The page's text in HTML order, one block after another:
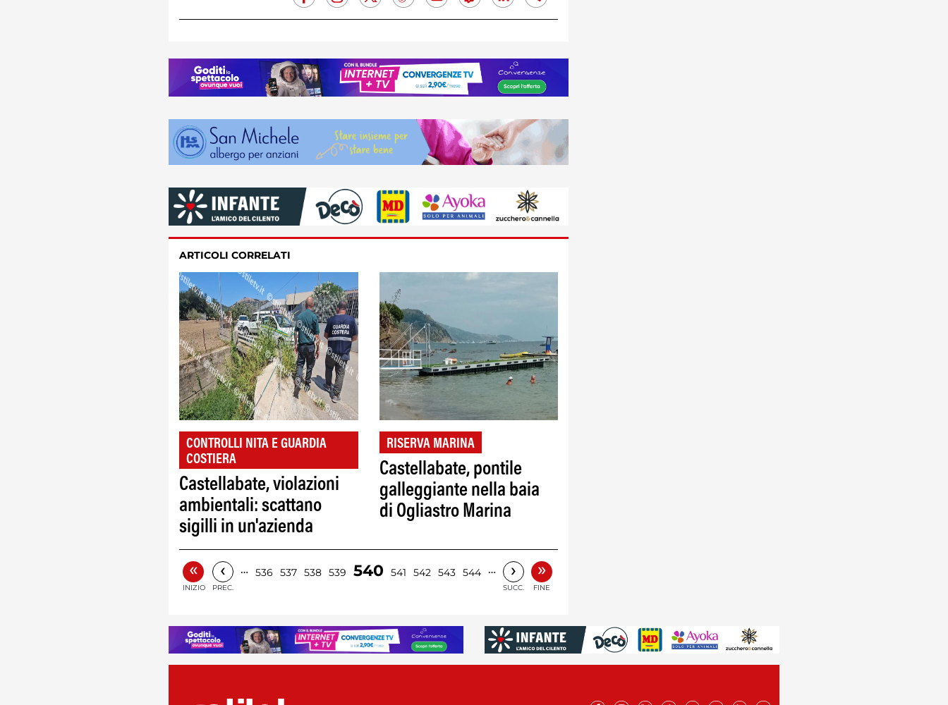
ARTICOLI CORRELATI
CONTROLLI NITA E GUARDIA
COSTIERA
Castellabate, violazioni
ambientali: scattano
sigilli in un'azienda
RISERVA MARINA
Castellabate, pontile
galleggiante nella baia
di Ogliastro Marina
«
INIZIO
‹
PREC.
… 536 537 538 539 540 541 542 543 544 … ›
SUCC.
»
FINE